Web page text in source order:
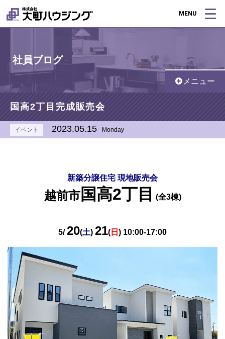
MENU
社員ブログ
メニュー
国高2丁目完成販売会
イベント 2023.05.15 Monday
新築分譲住宅 現地販売会
越前市国高2丁目 (全3棟)
5/20(土) 21( 日 ) 10:00-17:00